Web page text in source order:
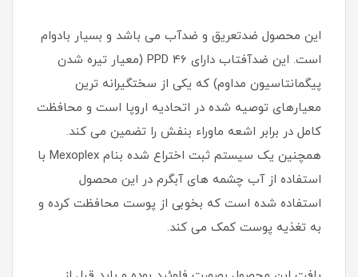
این محصول ضدتعریق و ضدآب می باشد و بسیار بادوام
است. این ضدآفتاب دارای PPD 46 (معیار تیره شدن
پیگمانتاسیون مداوم) که یکی از سختگیرانه ترین
معیارهای توصیه شده در اتحادیه اروپا است و محافظت
کامل در برابر اشعه ماوراء بنفش را تضمین می کند.
همچنین یک سیستم ثبت اختراع شده بنام Mexoplex با
استفاده از آب چشمه های آبگرم در این محصول
استفاده شده است که بخوبی از پوست محافظت کرده و
به تغذیه پوست کمک می کند.